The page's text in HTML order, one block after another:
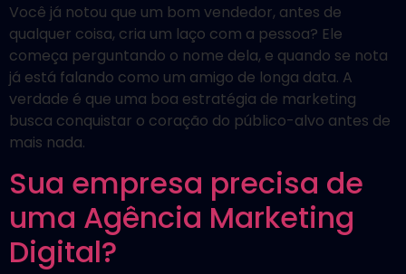
Você já notou que um bom vendedor, antes de
qualquer coisa, cria um laço com a pessoa? Ele
começa perguntando o nome dela, e quando se nota
já está falando como um amigo de longa data. A
verdade é que uma boa estratégia de marketing
busca conquistar o coração do público-alvo antes de
mais nada.
Sua empresa precisa de
uma Agência Marketing
Digital?